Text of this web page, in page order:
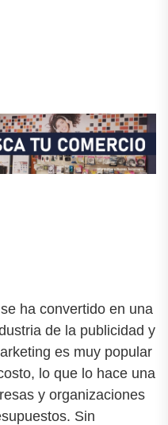
ha convertido en una
de la publicidad y
es muy popular
lo que lo hace una
y organizaciones
Sin